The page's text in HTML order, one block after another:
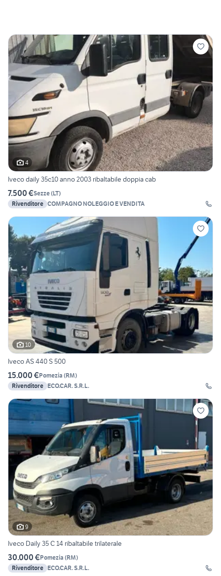
4
Iveco daily 35c10 anno 2003 ribaltabile doppia cab
7.500 €Sezze(LT)
Rivenditore COMPAGNO NOLEGGIO E VENDITA
10
Iveco AS 440 S 500
15.000 €Pomezia (RM)
Rivenditore ECO.CAR. S.R.L.
9
Iveco Daily 35 C 14 ribaltabile trilaterale
30.000 €Pomezia (RM)
Rivenditore ECO.CAR. S.R.L.